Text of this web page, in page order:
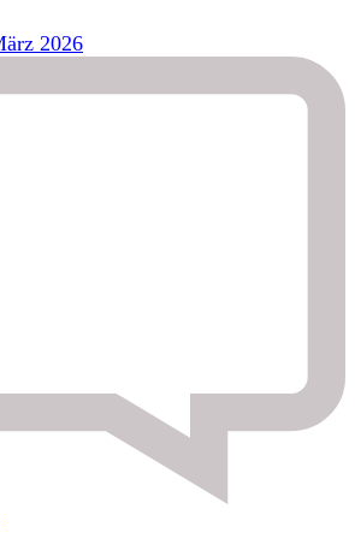
2026